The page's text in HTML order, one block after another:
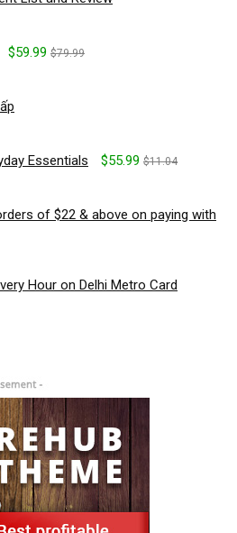
$59.99 $79.99
Essentials $55.99 $11.04
of $22 & above on paying with
Hour on Delhi Metro Card